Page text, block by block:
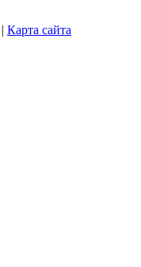
| Карта сайта